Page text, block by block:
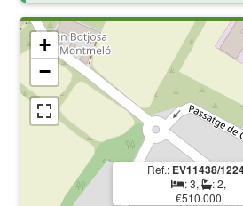
Ref.: EV11438/
: 3,
: 2,
€510.000
+
−